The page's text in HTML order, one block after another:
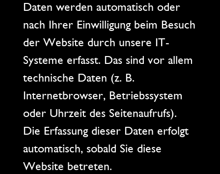
Daten werden automatisch oder
nach Ihrer Einwilligung beim Besuch
der Website durch unsere IT-
Systeme erfasst. Das sind vor allem
technische Daten (z. B.
Internetbrowser, Betriebssystem
oder Uhrzeit des Seitenaufrufs).
Die Erfassung dieser Daten erfolgt
automatisch, sobald Sie diese
Website betreten.